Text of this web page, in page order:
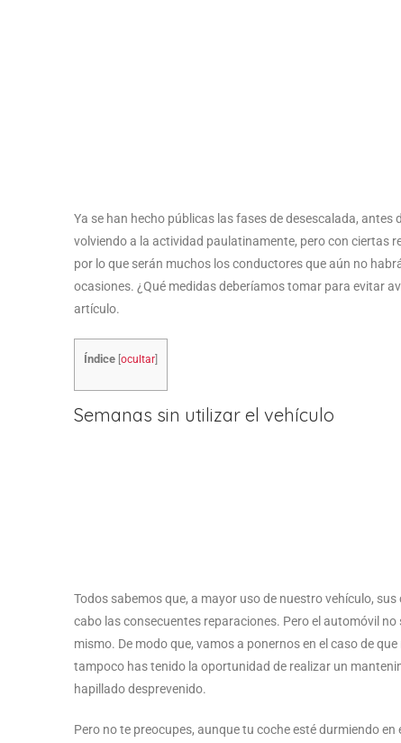
Ya se han hecho públicas las fases de desescalada,
volviendo a la actividad paulatinamente, pero con ciertas
por lo que serán muchos los conductores que aún no
ocasiones. ¿Qué medidas deberíamos tomar para evitar
artículo.
Índice [ocultar]
Semanas sin utilizar el vehículo
Todos sabemos que, a mayor uso de nuestro vehículo,
cabo las consecuentes reparaciones. Pero el automóvil
mismo. De modo que, vamos a ponernos en el caso de
tampoco has tenido la oportunidad de realizar un
hapillado desprevenido.
Pero no te preocupes, aunque tu coche esté durmiendo